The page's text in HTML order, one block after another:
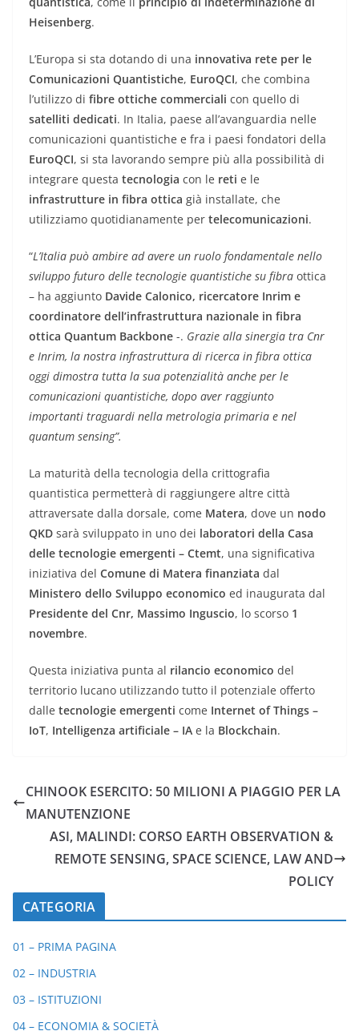
Heisenberg.
L’Europa si sta dotando di una innovativa rete per le
Comunicazioni Quantistiche, EuroQCI, che combina
l’utilizzo di fibre ottiche commerciali con quello di
satelliti dedicati. In Italia, paese all’avanguardia nelle
comunicazioni quantistiche e fra i paesi fondatori della
EuroQCI, si sta lavorando sempre più alla possibilità di
integrare questa tecnologia con le reti e le
infrastrutture in fibra ottica già installate, che
utilizziamo quotidianamente per telecomunicazioni.
“L’Italia può ambire ad avere un ruolo fondamentale nello
sviluppo futuro delle tecnologie quantistiche su fibra ottica
– ha aggiunto Davide Calonico, ricercatore Inrim e
coordinatore dell’infrastruttura nazionale in fibra
ottica Quantum Backbone -. Grazie alla sinergia tra Cnr
e Inrim, la nostra infrastruttura di ricerca in fibra ottica
oggi dimostra tutta la sua potenzialità anche per le
comunicazioni quantistiche, dopo aver raggiunto
importanti traguardi nella metrologia primaria e nel
quantum sensing”.
La maturità della tecnologia della crittografia
quantistica permetterà di raggiungere altre città
attraversate dalla dorsale, come Matera, dove un nodo
QKD sarà sviluppato in uno dei laboratori della Casa
delle tecnologie emergenti – Ctemt, una significativa
iniziativa del Comune di Matera finanziata dal
Ministero dello Sviluppo economico ed inaugurata dal
Presidente del Cnr, Massimo Inguscio, lo scorso 1
novembre.
Questa iniziativa punta al rilancio economico del
territorio lucano utilizzando tutto il potenziale offerto
dalle tecnologie emergenti come Internet of Things –
IoT, Intelligenza artificiale – IA e la Blockchain.
CHINOOK ESERCITO: 50 MILIONI A PIAGGIO PER LA
MANUTENZIONE
ASI, MALINDI: CORSO EARTH OBSERVATION &
REMOTE SENSING, SPACE SCIENCE, LAW AND
POLICY
CATEGORIA
01 – PRIMA PAGINA
02 – INDUSTRIA
03 – ISTITUZIONI
04 – ECONOMIA & SOCIETÀ